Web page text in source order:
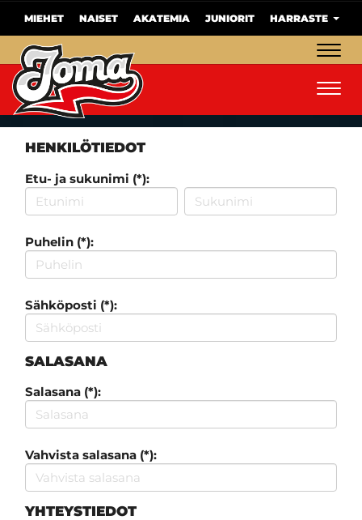
MIEHET NAISET AKATEMIA JUNIORIT HARRASTE
HENKILÖTIEDOT
Etu- ja sukunimi (*):
Puhelin (*):
Sähköposti (*):
SALASANA
Salasana (*):
Vahvista salasana (*):
YHTEYSTIEDOT